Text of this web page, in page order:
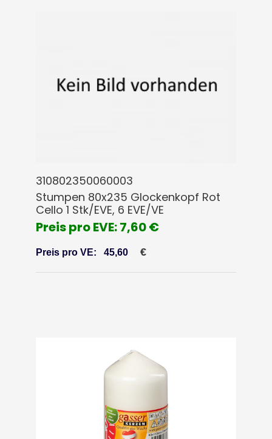
310802350060003
Stumpen 80x235 Glockenkopf Rot
Cello 1 Stk/EVE, 6 EVE/VE
Preis pro EVE: 7,60 €
Preis pro VE: 45,60 €